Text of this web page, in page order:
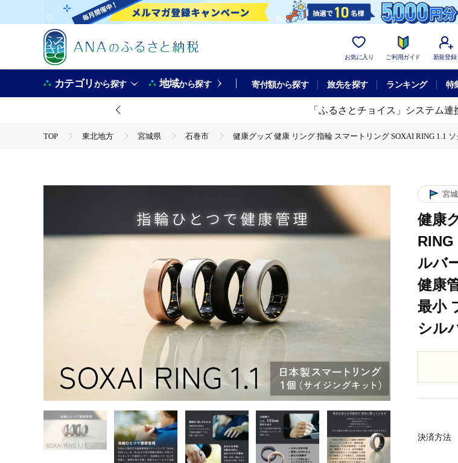
お気に入り ご利用ガイド 新規登録
カテゴリから探す 地域から探す 寄付額から探す 旅先を探す ランキング 特
「ふるさとチョイス」システム連
TOP 東北地方 宮城県 石巻市
健康グッズ 健康 リング 指輪 スマートリング SOXAI RING 1.1
健康グッズ 健康 リング 指輪 スマートリング SOXAI RING 1.1 ソクサイリング 日本製 シルバー マットシルバー マッ
塵 最小 プレゼント 女性 男性 チタン サイジングキット シルバー マットシルバー マットブラ
アクセサリー
健康グッズ 健康 リング 指輪 スマートリング SOXAI RING 1.1 ソクサイリング 日本製 シルバー マットシルバー マッ
塵 最小 プレゼント 女性 男性 チタン サイジングキット シルバー マットシルバー マットブラ
宮
健康
ルバ
健康
最小
シル
決済方法